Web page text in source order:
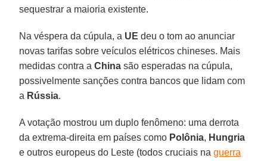
sequestrar a maioria existente.
Na véspera da cúpula, a UE deu o tom ao anunciar
novas tarifas sobre veículos elétricos chineses. Mais
medidas contra aChina são esperadas na cúpula,
possivelmente sanções contra bancos que lidam com
a Rússia.
A votação mostrou um duplo fenômeno: uma derrota
da extrema-direita em países como Polônia, Hungria
e outros europeus do Leste (todos cruciais naguerra